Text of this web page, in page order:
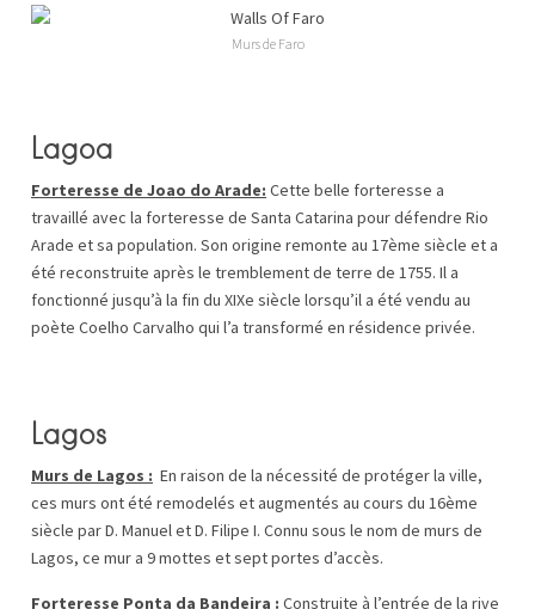
Murs de Faro
Lagoa
Forteresse de Joao do Arade: Cette belle forteresse a
travaillé avec la forteresse de Santa Catarina pour défendre Rio
Arade et sa population. Son origine remonte au 17ème siècle et a
été reconstruite après le tremblement de terre de 1755. Il a
fonctionné jusqu’à la fin du XIXe siècle lorsqu’il a été vendu au
poète Coelho Carvalho qui l’a transformé en résidence privée.
Lagos
Murs de Lagos : En raison de la nécessité de protéger la ville,
ces murs ont été remodelés et augmentés au cours du 16ème
siècle par D. Manuel et D. Filipe I. Connu sous le nom de murs de
Lagos, ce mur a 9 mottes et sept portes d’accès.
Forteresse Ponta da Bandeira : Construite à l’entrée de la rive